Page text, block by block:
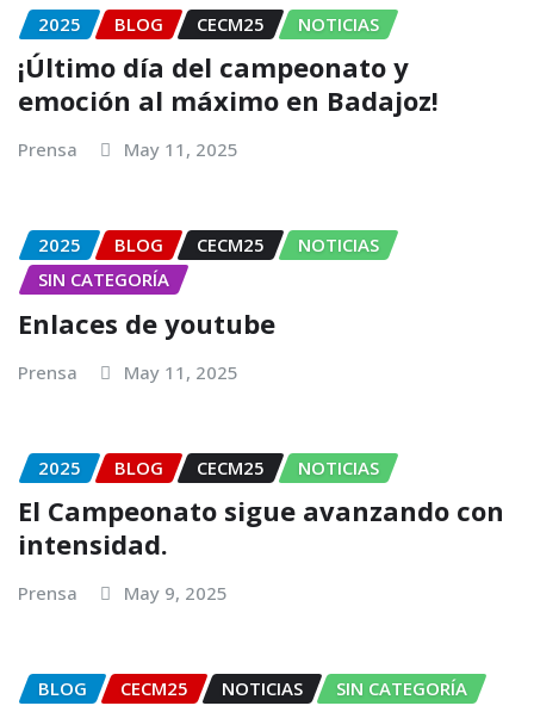
2025 BLOG CECM25 NOTICIAS
¡Último día del campeonato y
emoción al máximo en Badajoz!
Prensa May 11, 2025
2025 BLOG CECM25
NOTICIAS
SIN CATEGORÍA
Enlaces de youtube
Prensa May 11, 2025
2025 BLOG CECM25 NOTICIAS
El Campeonato sigue avanzando con
intensidad.
Prensa May 9, 2025
BLOG CECM25 NOTICIAS SIN CATEGORÍA